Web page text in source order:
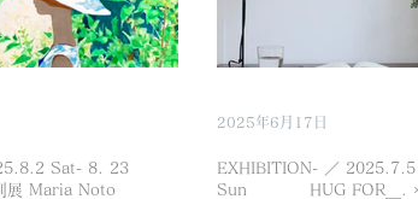
が植えた花壇ではないけれ
そのもののようだと思
節が過ぎて、咲いたり、枯
ベッドになったり、隠した
が、咲いている。 その一瞬の驚き
から土の下で芽吹きの準備をし
には見えない時間が確かに流れ
い、光の方向を探る。 長い長い
Sat- 8. 23
EXHIBITION- ／
Sun HUG FOR＿. ×
2025年6月17日